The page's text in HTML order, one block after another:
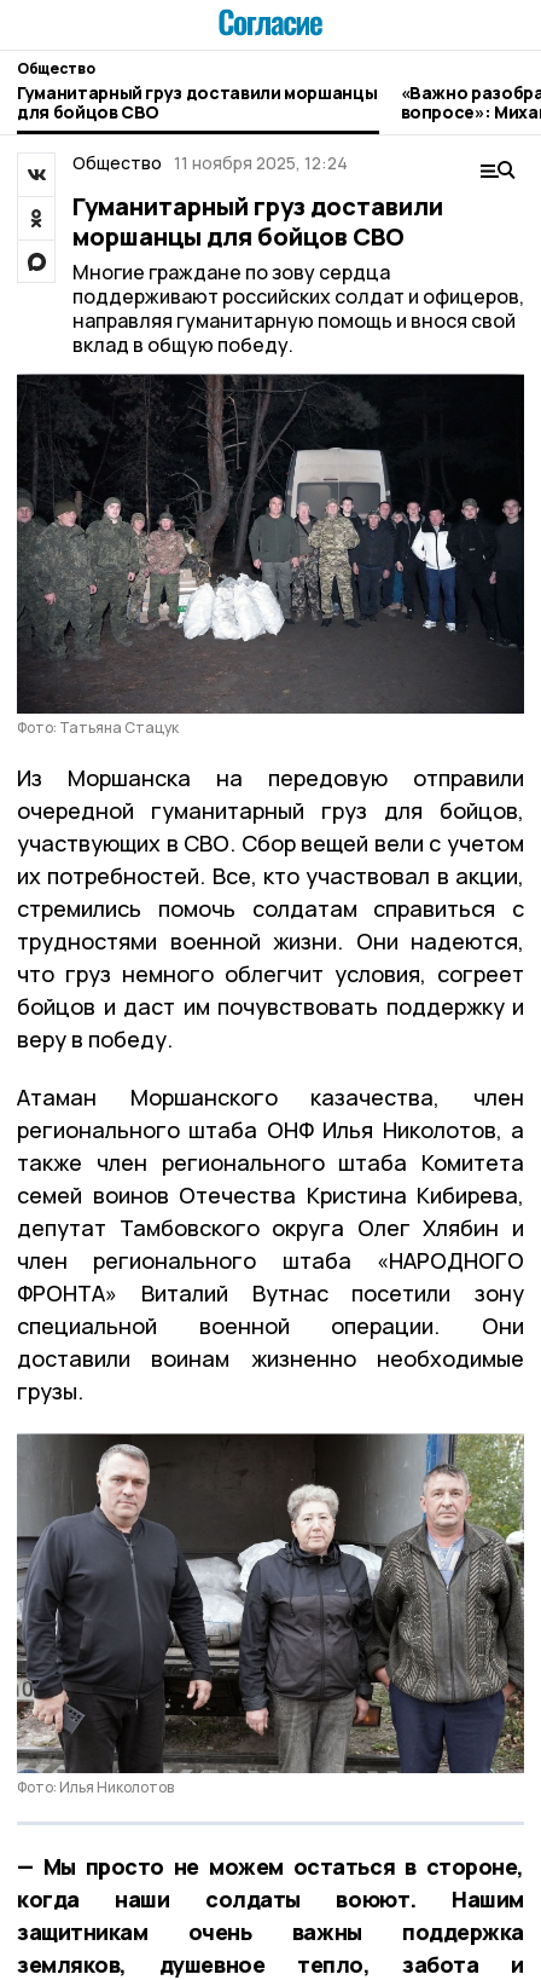
Общество
Гуманитарный груз доставили моршанцы
для бойцов СВО
«Важно
вопросе»:
граждан
Общество 11 ноября 2025, 12:24
Гуманитарный груз доставили
моршанцы для бойцов СВО
Многие граждане по зову сердца
поддерживают российских солдат и офицеров,
направляя гуманитарную помощь и внося свой
вклад в общую победу.
Фото: Татьяна Стацук
Из Моршанска на передовую отправили
очередной гуманитарный груз для бойцов,
участвующих в СВО. Сбор вещей вели с учетом
их потребностей. Все, кто участвовал в акции,
стремились помочь солдатам справиться с
трудностями военной жизни. Они надеются,
что груз немного облегчит условия, согреет
бойцов и даст им почувствовать поддержку и
веру в победу.
Атаман Моршанского казачества, член
регионального штаба ОНФ Илья Николотов, а
также член регионального штаба Комитета
семей воинов Отечества Кристина Кибирева,
депутат Тамбовского округа Олег Хлябин и
член регионального штаба «НАРОДНОГО
ФРОНТА» Виталий Вутнас посетили зону
специальной военной операции. Они
доставили воинам жизненно необходимые
грузы.
Фото: Илья Николотов
— Мы просто не можем остаться в стороне,
когда наши солдаты воюют. Нашим
защитникам очень важны поддержка
земляков, душевное тепло, забота и